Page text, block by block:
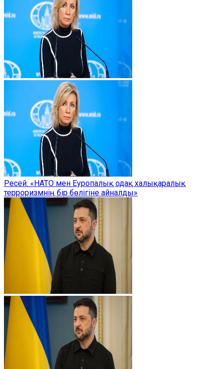
Ресей: «НАТО мен Еуропалық одақ халықаралық
терроризмнің бір бөлігіне айналды»